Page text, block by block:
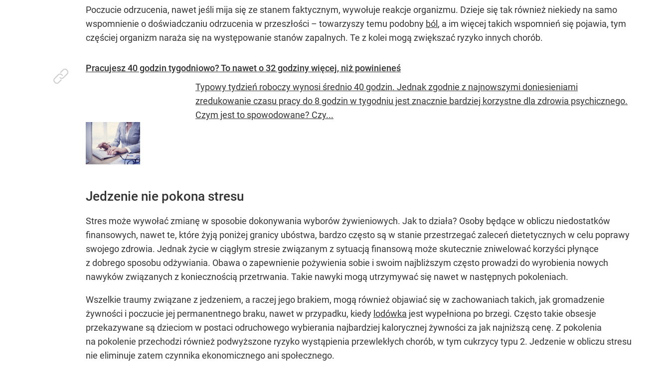
Poczucie odrzucenia, nawet jeśli mija się ze stanem faktycznym, wywołuje reakcje organizmu. Dzieje się tak również niekiedy na samo
wspomnienie o doświadczaniu odrzucenia w przeszłości – towarzyszy temu podobny ból , a im więcej takich wspomnień się pojawia, tym
częściej organizm naraża się na występowanie stanów zapalnych. Te z kolei mogą zwiększać ryzyko innych chorób.
Pracujesz 40 godzin tygodniowo? To nawet o 32 godziny więcej, niż powinieneś
Typowy tydzień roboczy wynosi średnio 40 godzin. Jednak zgodnie z najnowszymi doniesieniami
zredukowanie czasu pracy do 8 godzin w tygodniu jest znacznie bardziej korzystne dla zdrowia psychicznego.
Czym jest to spowodowane? Czy...
Jedzenie nie pokona stresu
Stres może wywołać zmianę w sposobie dokonywania wyborów żywieniowych. Jak to działa? Osoby będące w obliczu niedostatków
finansowych, nawet te, które żyją poniżej granicy ubóstwa, bardzo często są w stanie przestrzegać zaleceń dietetycznych w celu poprawy
swojego zdrowia. Jednak życie w ciągłym stresie związanym z sytuacją finansową może skutecznie zniwelować korzyści płynące
z dobrego sposobu odżywiania. Obawa o zapewnienie pożywienia sobie i swoim najbliższym często prowadzi do wyrobienia nowych
nawyków związanych z koniecznością przetrwania. Takie nawyki mogą utrzymywać się nawet w następnych pokoleniach.
Wszelkie traumy związane z jedzeniem, a raczej jego brakiem, mogą również objawiać się w zachowaniach takich, jak gromadzenie
żywności i poczucie jej permanentnego braku, nawet w przypadku, kiedy lodówka jest wypełniona po brzegi. Często takie obsesje
przekazywane są dzieciom w postaci odruchowego wybierania najbardziej kalorycznej żywności za jak najniższą cenę. Z pokolenia
na pokolenie przechodzi również podwyższone ryzyko wystąpienia przewlekłych chorób, w tym cukrzycy typu 2. Jedzenie w obliczu stresu
nie eliminuje zatem czynnika ekonomicznego ani społecznego.